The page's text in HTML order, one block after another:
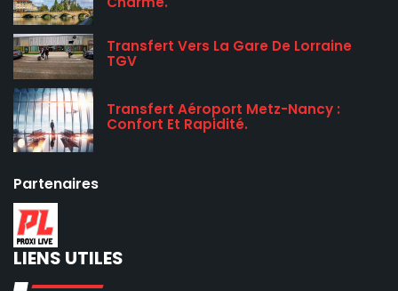
Transfert Vers La Gare De Lorraine
TGV
Transfert Aéroport Metz-Nancy :
Confort Et Rapidité.
Partenaires
LIENS UTILES